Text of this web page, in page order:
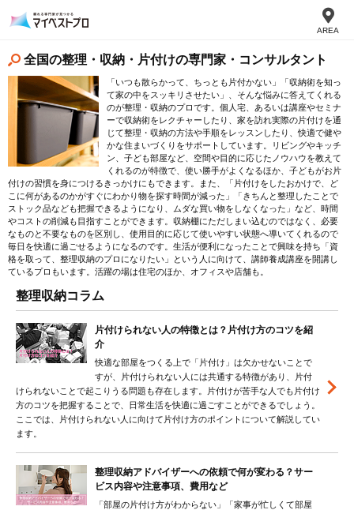
AREA
全国の整理・収納・片付けの専門家・コンサルタント
「いつも散らかって、ちっとも片付かない」「収納術を知っ
て家の中をスッキリさせたい」、そんな悩みに答えてくれる
のが整理・収納のプロです。個人宅、あるいは講座やセミナ
ーで収納術をレクチャーしたり、家を訪れ実際の片付けを通
じて整理・収納の方法や手順をレッスンしたり、快適で健や
かな住まいづくりをサポートしています。リビングやキッチ
ン、子ども部屋など、空間や目的に応じたノウハウを教えて
くれるのが特徴で、使い勝手がよくなるほか、子どもがお片
付けの習慣を身につけるきっかけにもできます。また、「片付けをしたおかけで、ど
こに何があるのかがすぐにわかり物を探す時間が減った」「きちんと整理したことで
ストック品なども把握できるようになり、ムダな買い物をしなくなった」など、時間
やコストの削減も目指すことができます。収納棚にただしまい込むのではなく、必要
なものと不要なものを区別し、使用目的に応じて使いやすい状態へ導いてくれるので
毎日を快適に過ごせるようになるのです。生活が便利になったことで興味を持ち「資
格を取って、整理収納のプロになりたい」という人に向けて、講師養成講座を開講し
ているプロもいます。活躍の場は住宅のほか、オフィスや店舗も。
整理収納コラム
片付けられない人の特徴とは？片付け方のコツを紹
介
快適な部屋をつくる上で「片付け」は欠かせないことで
すが、片付けられない人には共通する特徴があり、片付
けられないことで起こりうる問題も存在します。片付けが苦手な人でも片付け
方のコツを把握することで、日常生活を快適に過ごすことができるでしょう。
ここでは、片付けられない人に向けて片付け方のポイントについて解説してい
ます。
整理収納アドバイザーへの依頼で何が変わる？サー
ビス内容や注意事項、費用など
「部屋の片付け方がわからない」「家事が忙しくて部屋